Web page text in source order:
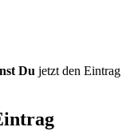
Du jetzt den Eintrag